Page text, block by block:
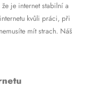
je internet stabilní a
kvůli práci, při
mít strach. Náš